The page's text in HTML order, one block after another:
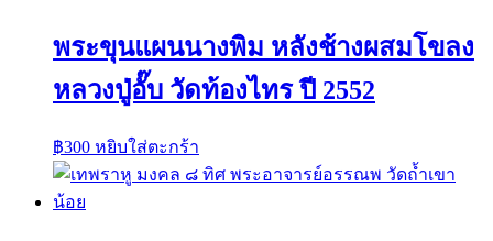
พระขุนแผนนางพิม หลังช้างผสมโขลง
หลวงปู่อั๊บ วัดท้องไทร ปี 2552
฿300 หยิบใส่ตะกร้า